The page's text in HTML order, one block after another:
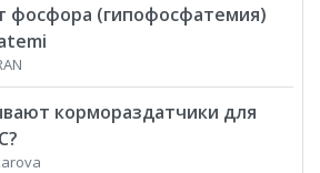
фосфора (гипофосфатемия)
кормораздатчики для